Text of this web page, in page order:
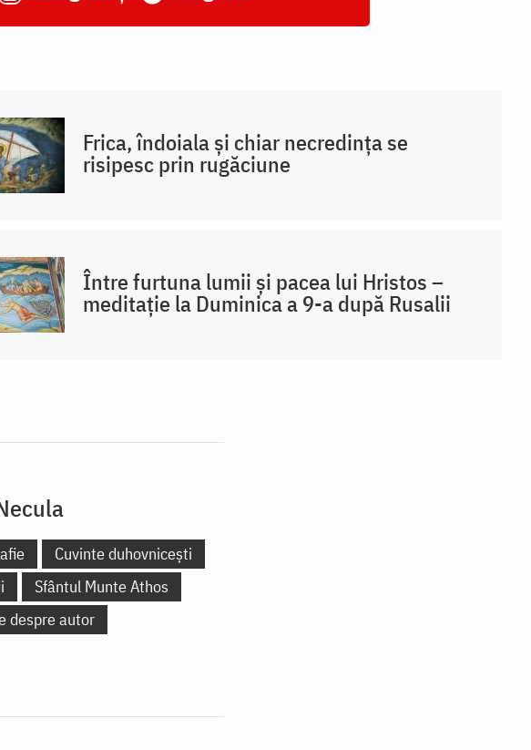
Frica, îndoiala și chiar necredința se
risipesc prin rugăciune
Între furtuna lumii și pacea lui Hristos –
meditație la Duminica a 9-a după Rusalii
Cuvinte duhovnicești
Sfântul Munte Athos
despre autor